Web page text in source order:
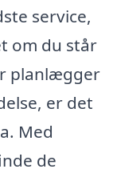
service,
om du står
planlægger
er det
Med
de